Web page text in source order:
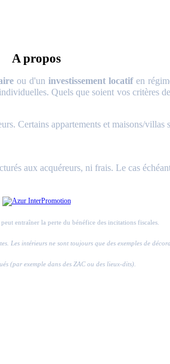
A propos
ou d'uninvestissement locatifen
Quels que soient vos critères
Certains appartements et maisons/
aux acquéreurs, ni frais. Le cas
entraîner la perte du bénéfice des incitations fiscales.
Les intérieurs ne sont toujours que des exemples de
(par exemple dans des ZAC ou des lieux-dits).